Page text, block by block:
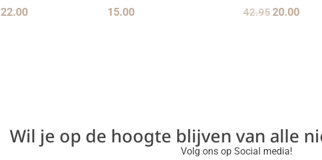
22.00
15.00
42.9520.00
Wil je op de hoogte blijven van alle
Volg ons op Social media!